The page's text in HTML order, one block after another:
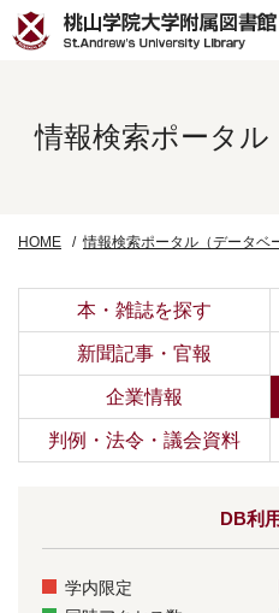
情報検索ポータル
HOME 情報検索ポータル（データベ
本・雑誌を探す
新聞記事・官報
企業情報
判例・法令・議会資料
DB利
学内限定